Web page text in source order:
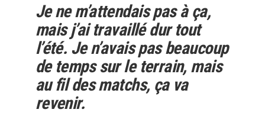
Je ne m’attendais pas à ça,
mais j’ai travaillé dur tout
l’été. Je n’avais pas beaucoup
de temps sur le terrain, mais
au fil des matchs, ça va
revenir.